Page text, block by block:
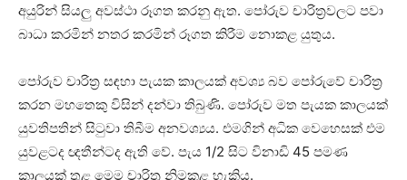
අයුරින් සියලු අවස්‌ථා රූගත කරනු ඇත. පෝරුව චාරිත්‍රවලට පවා
බාධා කරමින් නතර කරමින් රූගත කිරීම නොකළ යුතුය.
පෝරුව චාරිත්‍ර සඳහා පැයක කාලයක්‌ අවශ්‍ය බව පෝරුවේ චාරිත්‍ර
කරන මහතෙකු විසින් දන්වා තිබුණි. පෝරුව මත පැයක කාලයක්‌
යුවතිපතින් සිටුවා තිබීම අනවශ්‍යය. එමගින් අධික වෙහෙසක්‌ එම
යුවළටද ඥතීන්ටද ඇති වේ. පැය 1/2 සිට විනාඩි 45 පමණ
කාලයක්‌ තුළ මෙම චාරිත්‍ර නිමකළ හැකිය.